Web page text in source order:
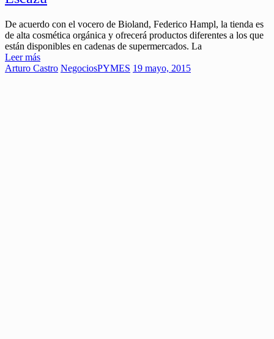
De acuerdo con el vocero de Bioland, Federico Hampl, la tienda es
de alta cosmética orgánica y ofrecerá productos diferentes a los que
están disponibles en cadenas de supermercados. La
Leer más
Arturo Castro NegociosPYMES 19 mayo, 2015